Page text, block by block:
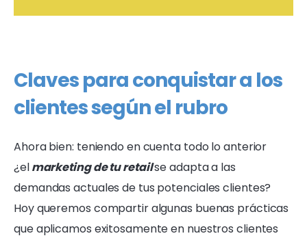
Claves para conquistar a los
clientes según el rubro
Ahora bien: teniendo en cuenta todo lo anterior
¿elmarketing de tu retailse adapta a las
demandas actuales de tus potenciales clientes?
Hoy queremos compartir algunas buenas prácticas
que aplicamos exitosamente en nuestros clientes